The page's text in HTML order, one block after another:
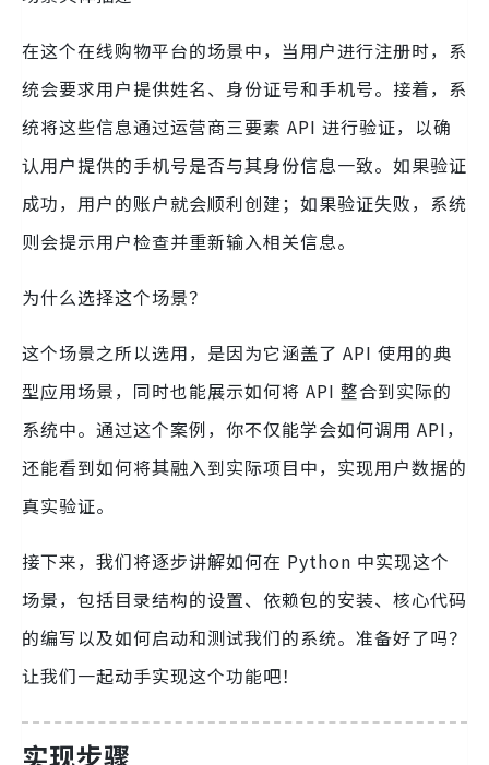
在这个在线购物平台的场景中，当用户进行注册时，系
统会要求用户提供姓名、身份证号和手机号。接着，系
统将这些信息通过运营商三要素 API 进行验证，以确
认用户提供的手机号是否与其身份信息一致。如果验证
成功，用户的账户就会顺利创建；如果验证失败，系统
则会提示用户检查并重新输入相关信息。
为什么选择这个场景？
这个场景之所以选用，是因为它涵盖了 API 使用的典
型应用场景，同时也能展示如何将 API 整合到实际的
系统中。通过这个案例，你不仅能学会如何调用 API，
还能看到如何将其融入到实际项目中，实现用户数据的
真实验证。
接下来，我们将逐步讲解如何在 Python 中实现这个
场景，包括目录结构的设置、依赖包的安装、核心代码
的编写以及如何启动和测试我们的系统。准备好了吗？
让我们一起动手实现这个功能吧！
实现步骤